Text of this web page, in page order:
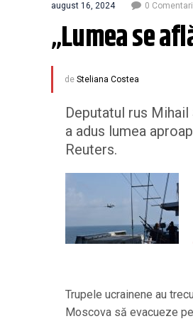
august 16, 2024 0
„Lumea se
de Steliana Costea
Deputatul rus
a adus lumea
Reuters.
Trupele ucrainene au
Moscova să evacueze